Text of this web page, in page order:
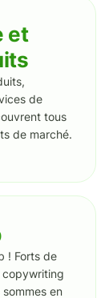
et
de
tous
de marché.
! Forts de
copywriting
en